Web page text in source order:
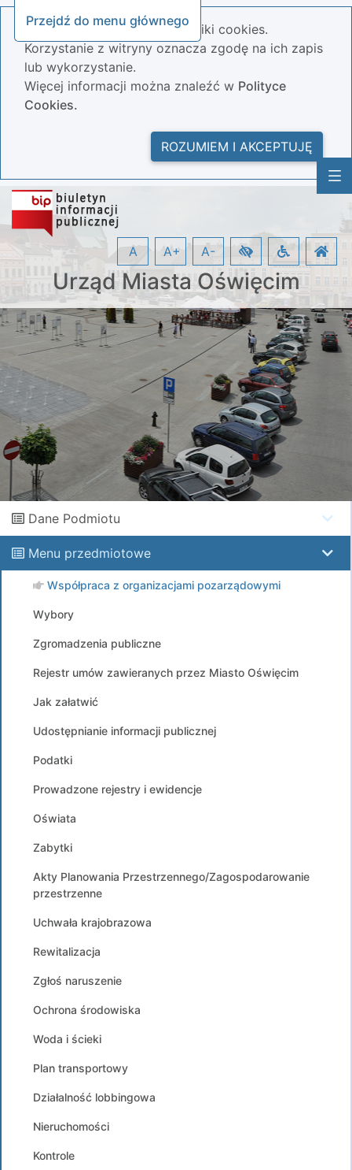
Przejdź do menu głównego
Nasza strona wykorzystuje pliki cookies.
Korzystanie z witryny oznacza zgodę na ich zapis
lub wykorzystanie.
Więcej informacji można znaleźć w Polityce
Cookies.
ROZUMIEM I AKCEPTUJĘ
Urząd Miasta Oświęcim
A A+ A-
Dane Podmiotu
Menu przedmiotowe
Współpraca z organizacjami pozarządowymi
Wybory
Zgromadzenia publiczne
Rejestr umów zawieranych przez Miasto Oświęcim
Jak załatwić
Udostępnianie informacji publicznej
Podatki
Prowadzone rejestry i ewidencje
Oświata
Zabytki
Akty Planowania Przestrzennego/Zagospodarowanie
przestrzenne
Uchwała krajobrazowa
Rewitalizacja
Zgłoś naruszenie
Ochrona środowiska
Woda i ścieki
Plan transportowy
Działalność lobbingowa
Nieruchomości
Kontrole